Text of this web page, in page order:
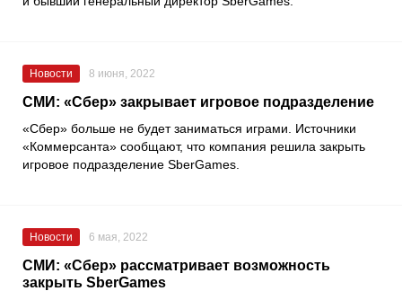
Новости 8 июня, 2022
СМИ: «Сбер» закрывает игровое подразделение
«Сбер» больше не будет заниматься играми. Источники
«Коммерсанта» сообщают, что компания решила закрыть
игровое подразделение SberGames.
Новости 6 мая, 2022
️СМИ: «Сбер» рассматривает возможность
закрыть SberGames